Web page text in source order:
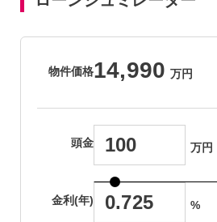
物件価格14,990 万円
頭金 万円
金利(年) %